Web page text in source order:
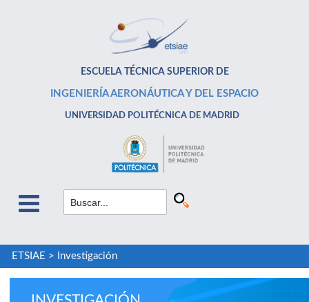
ESCUELA TÉCNICA SUPERIOR DE
INGENIERÍA AERONÁUTICA Y DEL ESPACIO
UNIVERSIDAD POLITÉCNICA DE MADRID
ETSIAE > Investigación